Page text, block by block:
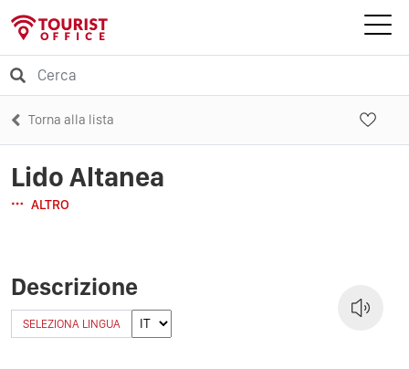
Torna alla lista
Lido Altanea
ALTRO
Descrizione
SELEZIONA LINGUA